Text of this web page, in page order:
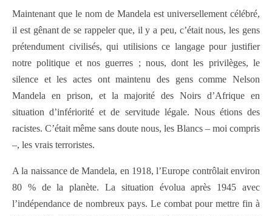
Maintenant que le nom de Mandela est universellement célébré,
il est gênant de se rappeler que, il y a peu, c’était nous, les gens
prétendument civilisés, qui utilisions ce langage pour justifier
notre politique et nos guerres ; nous, dont les privilèges, le
silence et les actes ont maintenu des gens comme Nelson
Mandela en prison, et la majorité des Noirs d’Afrique en
situation d’infériorité et de servitude légale. Nous étions des
racistes. C’était même sans doute nous, les Blancs – moi compris
–, les vrais terroristes.
A la naissance de Mandela, en 1918, l’Europe contrôlait environ
80 % de la planète. La situation évolua après 1945 avec
l’indépendance de nombreux pays. Le combat pour mettre fin à